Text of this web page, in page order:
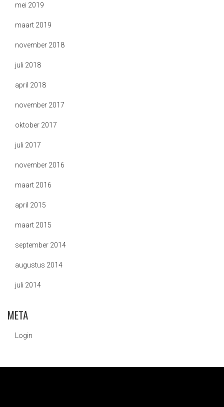
mei 2019
maart 2019
november 2018
juli 2018
april 2018
november 2017
oktober 2017
juli 2017
november 2016
maart 2016
april 2015
maart 2015
september 2014
augustus 2014
juli 2014
META
Login